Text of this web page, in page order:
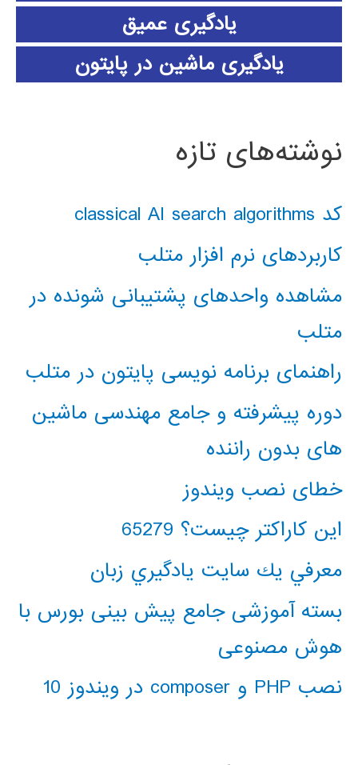
یادگیری عمیق
یادگیری ماشین در پایتون
نوشته‌های تازه
کد classical AI search algorithms
کاربردهای نرم افزار متلب
مشاهده واحدهای پشتیبانی شونده در
متلب
راهنمای برنامه نویسی پایتون در متلب
دوره پیشرفته و جامع مهندسی ماشین
های بدون راننده
خطای نصب ویندوز
این کاراکتر چیست؟ 65279
معرفي يك سايت يادگيري زبان
بسته آموزشی جامع پیش بینی بورس با
هوش مصنوعی
نصب PHP و composer در ویندوز 10